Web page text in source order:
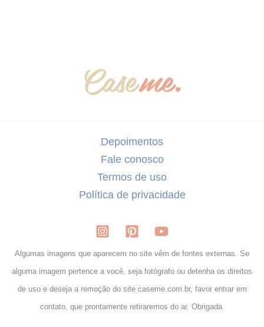
Depoimentos
Fale conosco
Termos de uso
Política de privacidade
Algumas imagens que aparecem no site vêm de fontes externas. Se
alguma imagem pertence a você, seja fotógrafo ou detenha os direitos
de uso e deseja a remoção do site caseme.com.br, favor entrar em
contato, que prontamente retiraremos do ar. Obrigada.